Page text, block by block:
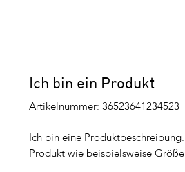
Ich bin ein Produkt
Artikelnummer: 36523641234523
Ich bin eine
Produkt wie beispielsweise